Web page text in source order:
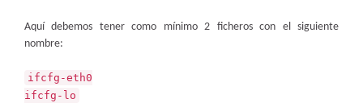
Aquí debemos tener como mínimo 2 ficheros con el siguiente
nombre:
ifcfg-eth0
ifcfg-lo